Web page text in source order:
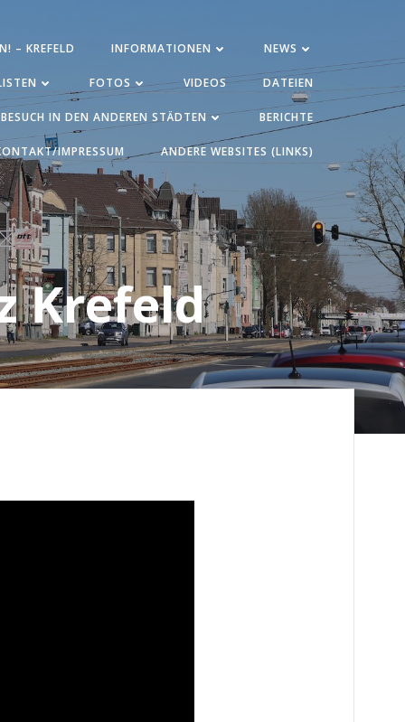
– KREFELD INFORMATIONEN NEWS
FOTOS VIDEOS DATEIEN
BESUCH IN DEN ANDEREN STÄDTEN BERICHTE
IMPRESSUM ANDERE WEBSITES (LINKS)
Krefeld